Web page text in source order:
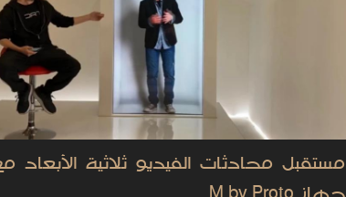
مستقبل محادثات الفيديو ثلاثية الأبعاد